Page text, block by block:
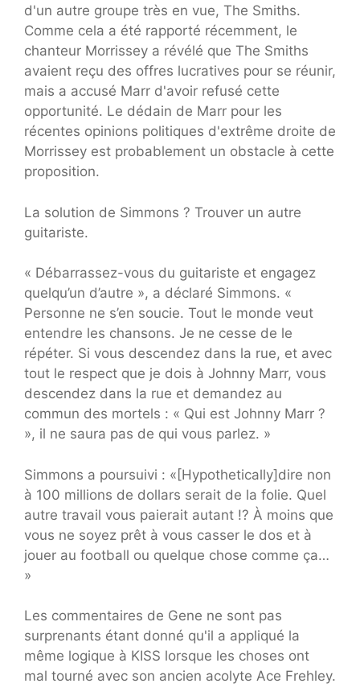
d'un autre groupe très en vue, The Smiths.
Comme cela a été rapporté récemment, le
chanteur Morrissey a révélé que The Smiths
avaient reçu des offres lucratives pour se réunir,
mais a accusé Marr d'avoir refusé cette
opportunité. Le dédain de Marr pour les
récentes opinions politiques d'extrême droite de
Morrissey est probablement un obstacle à cette
proposition.
La solution de Simmons ? Trouver un autre
guitariste.
« Débarrassez-vous du guitariste et engagez
quelqu’un d’autre », a déclaré Simmons. «
Personne ne s’en soucie. Tout le monde veut
entendre les chansons. Je ne cesse de le
répéter. Si vous descendez dans la rue, et avec
tout le respect que je dois à Johnny Marr, vous
descendez dans la rue et demandez au
commun des mortels : « Qui est Johnny Marr ?
», il ne saura pas de qui vous parlez. »
Simmons a poursuivi : «[Hypothetically]dire non
à 100 millions de dollars serait de la folie. Quel
autre travail vous paierait autant !? À moins que
vous ne soyez prêt à vous casser le dos et à
jouer au football ou quelque chose comme ça…
»
Les commentaires de Gene ne sont pas
surprenants étant donné qu'il a appliqué la
même logique à KISS lorsque les choses ont
mal tourné avec son ancien acolyte Ace Frehley.